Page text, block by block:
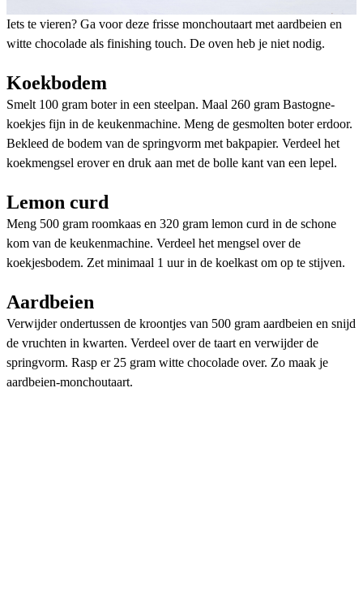
Iets te vieren? Ga voor deze frisse monchoutaart met aardbeien en
witte chocolade als finishing touch. De oven heb je niet nodig.
Koekbodem
Smelt 100 gram boter in een steelpan. Maal 260 gram Bastogne-
koekjes fijn in de keukenmachine. Meng de gesmolten boter erdoor.
Bekleed de bodem van de springvorm met bakpapier. Verdeel het
koekmengsel erover en druk aan met de bolle kant van een lepel.
Lemon curd
Meng 500 gram roomkaas en 320 gram lemon curd in de schone
kom van de keukenmachine. Verdeel het mengsel over de
koekjesbodem. Zet minimaal 1 uur in de koelkast om op te stijven.
Aardbeien
Verwijder ondertussen de kroontjes van 500 gram aardbeien en snijd
de vruchten in kwarten. Verdeel over de taart en verwijder de
springvorm. Rasp er 25 gram witte chocolade over. Zo maak je
aardbeien-monchoutaart.